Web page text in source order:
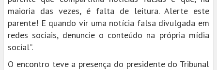
maioria das vezes, é falta de leitura. Alerte este
parente! E quando vir uma notícia falsa divulgada em
redes sociais, denuncie o conteúdo na própria mídia
social”.
O encontro teve a presença do presidente do Tribunal